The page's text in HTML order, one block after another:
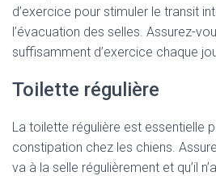
d’exercice pour stimuler le transit
l’évacuation des selles. Assurez-
suffisamment d’exercice chaque
Toilette régulière
La toilette régulière est essentielle
constipation chez les chiens.
va à la selle régulièrement et qu’il